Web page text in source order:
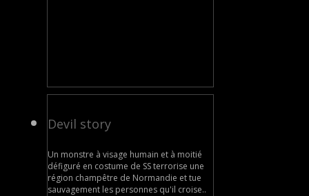
Devil story
Un monstre à visage humain et à moitié
défiguré en costume de SS terrorise une
région champêtre de Normandie et tue
sauvagement les personnes qu'il croise..